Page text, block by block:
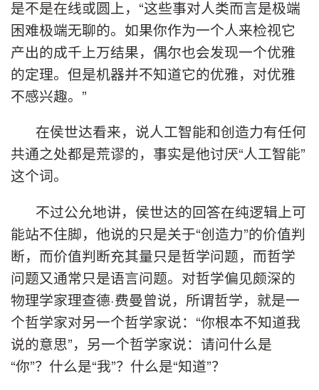
是不是在线或圆上，“这些事对人类而言是极端
困难极端无聊的。如果你作为一个人来检视它
产出的成千上万结果，偶尔也会发现一个优雅
的定理。但是机器并不知道它的优雅，对优雅
不感兴趣。”
在侯世达看来，说人工智能和创造力有任何
共通之处都是荒谬的，事实是他讨厌“人工智能”
这个词。
不过公允地讲，侯世达的回答在纯逻辑上可
能站不住脚，他说的只是关于“创造力”的价值判
断，而价值判断充其量只是哲学问题，而哲学
问题又通常只是语言问题。对哲学偏见颇深的
物理学家理查德·费曼曾说，所谓哲学，就是一
个哲学家对另一个哲学家说：“你根本不知道我
说的意思”，另一个哲学家说：请问什么是
“你”？什么是“我”？什么是“知道”？